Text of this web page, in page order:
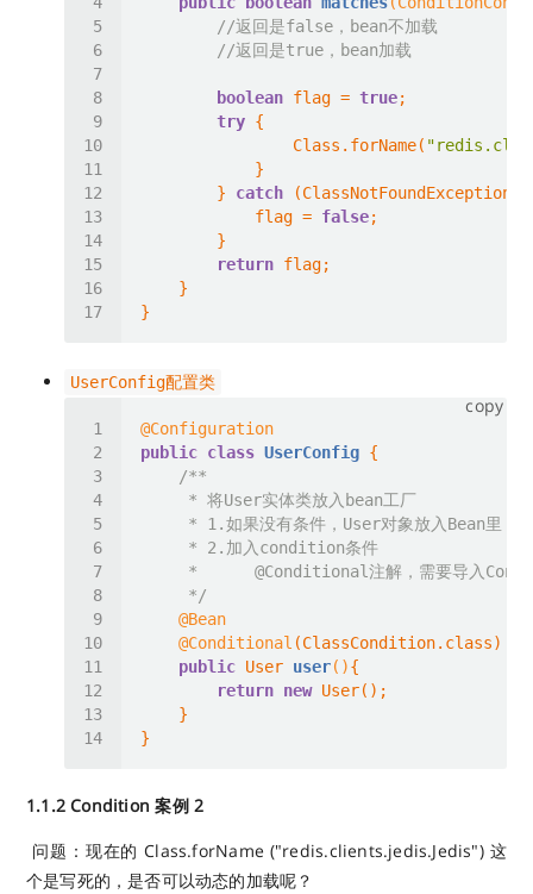
//返回是false，bean不加载
//返回是true，bean加载
boolean flag = true
try
                Class.forName(
        }
catch
            flag =
false
return
UserConfig配置类
copy
@Configuration
public class UserConfig
     *
@Conditional
     */
@Bean
@Conditional
public User user()
return new
1.1.2 Condition 案例 2
​ 问题：现在的 Class.forName ("redis.clients.jedis.Jedis") 这
个是写死的，是否可以动态的加载呢？